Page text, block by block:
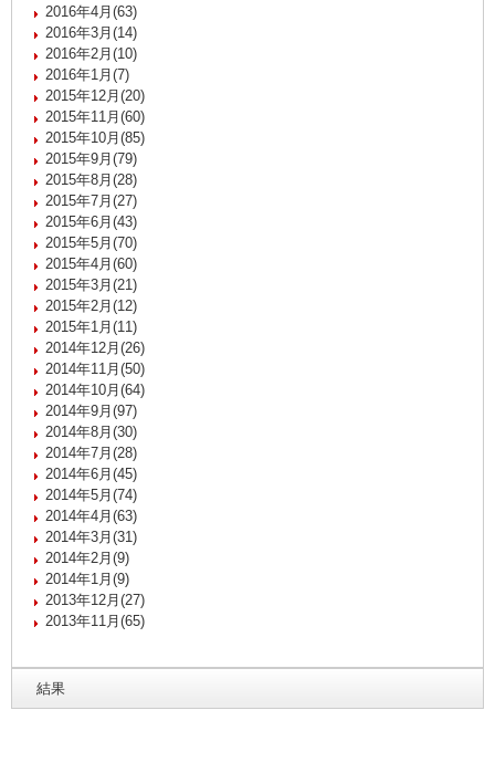
2016年4月(63)
2016年3月(14)
2016年2月(10)
2016年1月(7)
2015年12月(20)
2015年11月(60)
2015年10月(85)
2015年9月(79)
2015年8月(28)
2015年7月(27)
2015年6月(43)
2015年5月(70)
2015年4月(60)
2015年3月(21)
2015年2月(12)
2015年1月(11)
2014年12月(26)
2014年11月(50)
2014年10月(64)
2014年9月(97)
2014年8月(30)
2014年7月(28)
2014年6月(45)
2014年5月(74)
2014年4月(63)
2014年3月(31)
2014年2月(9)
2014年1月(9)
2013年12月(27)
2013年11月(65)
結果